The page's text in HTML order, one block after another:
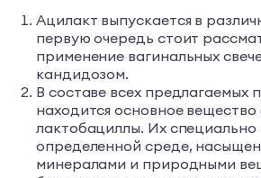
Ацилакт выпускается в
первую очередь стоит
применение вагинальных
кандидозом.
В составе всех предлагаемых
находится основное
лактобациллы. Их
определенной среде,
минералами и природными